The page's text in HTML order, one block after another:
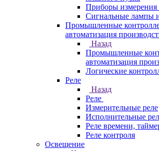
Приборы измерения
Сигнальные лампы
Промышленные
автоматизация
Назад
Промышленные
автоматизация
Логические
Реле
Назад
Реле
Измерительные реле
Исполнительные
Реле времени,
Реле контроля
Освещение